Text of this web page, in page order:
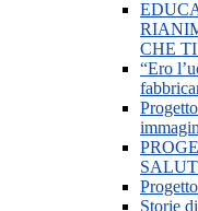
CHE
“Ero
Storie